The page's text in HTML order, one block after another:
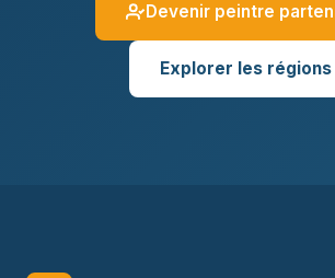
Devenir peintre
Explorer les régions